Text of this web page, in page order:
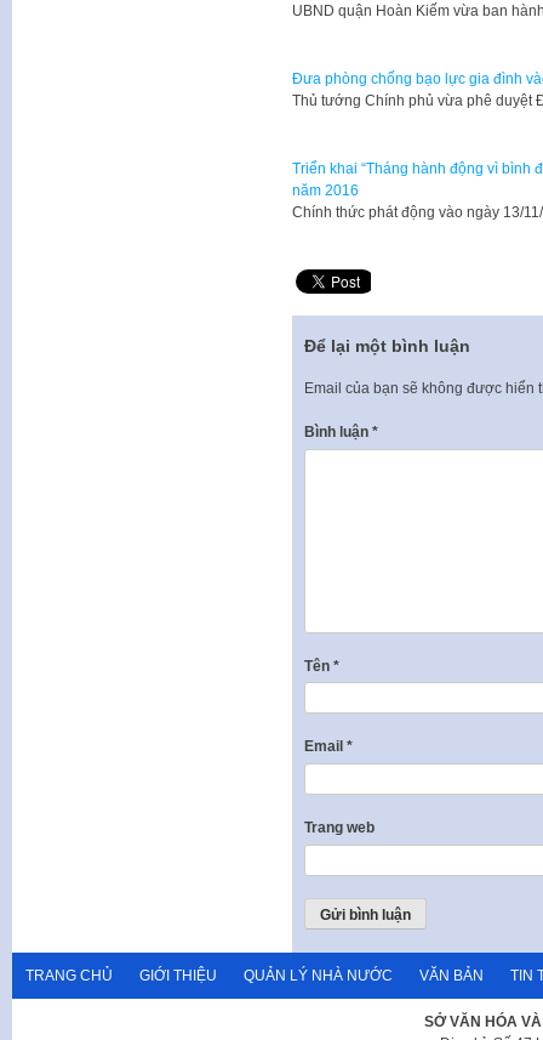
UBND quận Hoàn Kiếm vừa ban
Đưa phòng chống bạo lực gia đình
​Thủ tướng Chính phủ vừa phê
Triển khai “Tháng hành động vì bình
năm 2016
Chính thức phát động vào ngày 13/
Để lại một bình luận
Email của bạn sẽ không được hiển
Bình luận *
Tên *
Email *
Trang web
TRANG CHỦ GIỚI THIỆU QUẢN LÝ NHÀ NƯỚC VĂN BẢN TIN
SỞ VĂN HÓA